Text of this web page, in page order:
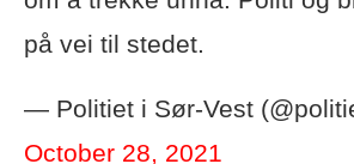
på vei til stedet.
— Politiet i Sør-Vest
October 28, 2021